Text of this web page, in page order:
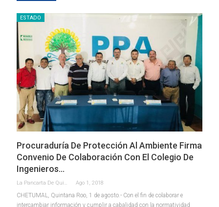
ESTADO
Procuraduría De Protección Al Ambiente Firma
Convenio De Colaboración Con El Colegio De
Ingenieros…
La Pancarta De Quintana Roo Ago 1, 2018
CHETUMAL, Quintana Roo, 1 de agosto.- Con el fin de colaborar e
intercambiar información y cumplir a cabalidad con la normatividad